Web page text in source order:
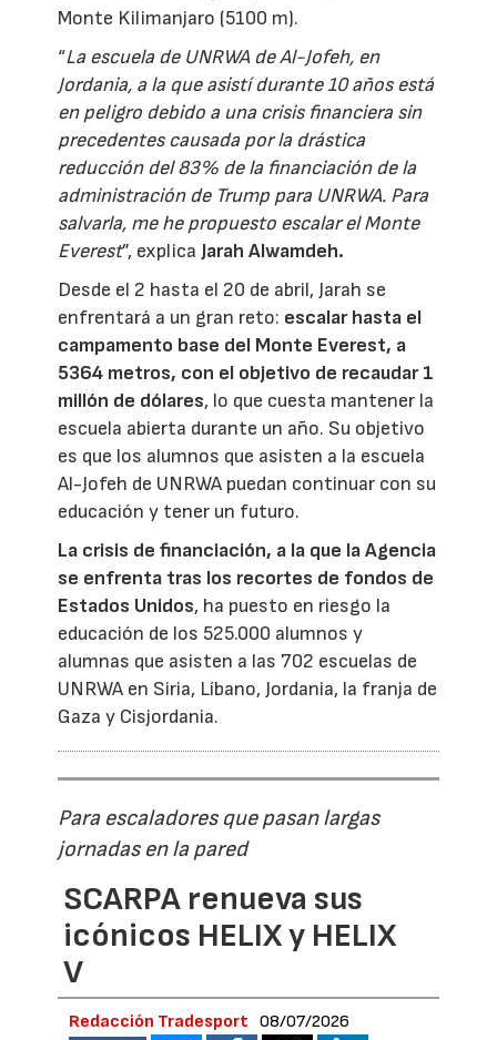
Monte Kilimanjaro (5100 m).
“La escuela de UNRWA de Al-Jofeh, en
Jordania, a la que asistí durante 10 años está
en peligro debido a una crisis financiera sin
precedentes causada por la drástica
reducción del 83% de la financiación de la
administración de Trump para UNRWA. Para
salvarla, me he propuesto escalar el Monte
Everest”, explica Jarah Alwamdeh.
Desde el 2 hasta el 20 de abril, Jarah se
enfrentará a un gran reto: escalar hasta el
campamento base del Monte Everest, a
5364 metros, con el objetivo de recaudar 1
millón de dólares, lo que cuesta mantener la
escuela abierta durante un año. Su objetivo
es que los alumnos que asisten a la escuela
Al-Jofeh de UNRWA puedan continuar con su
educación y tener un futuro.
La crisis de financiación, a la que la Agencia
se enfrenta tras los recortes de fondos de
Estados Unidos, ha puesto en riesgo la
educación de los 525.000 alumnos y
alumnas que asisten a las 702 escuelas de
UNRWA en Siria, Líbano, Jordania, la franja de
Gaza y Cisjordania.
Para escaladores que pasan largas
jornadas en la pared
SCARPA renueva sus
icónicos HELIX y HELIX
V
Redacción Tradesport 08/07/2026